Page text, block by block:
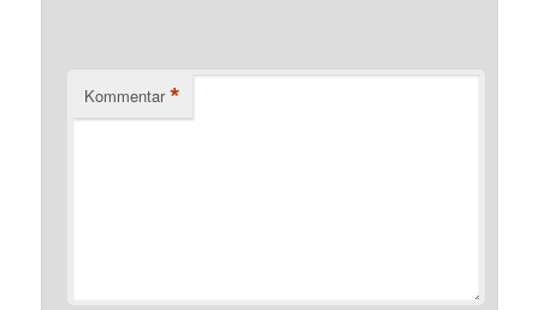
Kommentar *